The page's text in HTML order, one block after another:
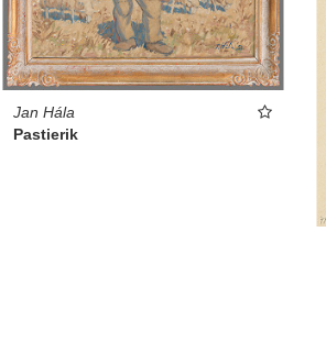
Jan Hála
Pastierik